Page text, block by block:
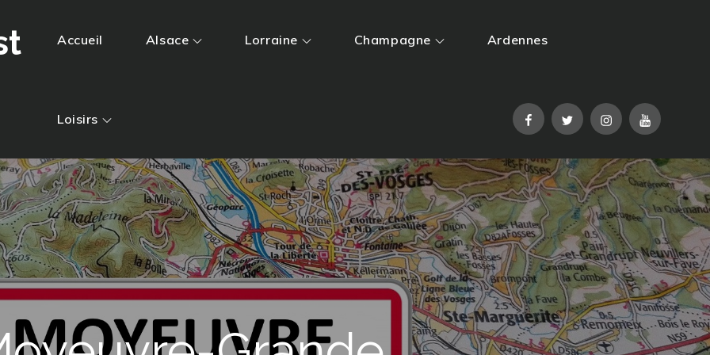
Accueil Alsace Lorraine Champagne Ardennes
Loisirs FacebookTwitterInstagramYouTube